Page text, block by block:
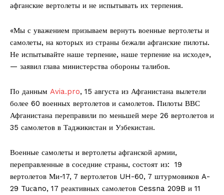
афганские вертолеты и не испытывать их терпения.
«Мы с уважением призываем вернуть военные вертолеты и
самолеты, на которых из страны бежали афганские пилоты.
Не испытывайте наше терпение, наше терпение на исходе»,
— заявил глава министерства обороны талибов.
По данным Avia.pro, 15 августа из Афганистана вылетели
более 60 военных вертолетов и самолетов. Пилоты ВВС
Афганистана переправили по меньшей мере 26 вертолетов и
35 самолетов в Таджикистан и Узбекистан.
Военные самолеты и вертолеты афганской армии,
переправленные в соседние страны, состоят из: 19
вертолетов Ми-17, 7 вертолетов UH-60, 7 штурмовиков A-
29 Tuсano, 17 реактивных самолетов Cessna 209B и 11